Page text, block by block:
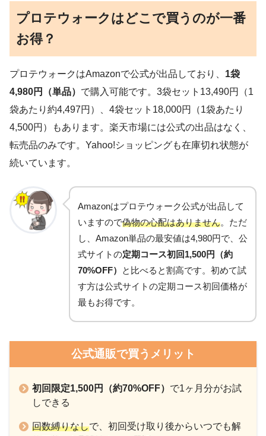
プロテウォークはどこで買うのが一番
お得？
プロテウォークはAmazonで公式が出品しており、 1袋
4,980円（単品） で購入可能です。3袋セット13,490円（1
袋あたり約4,497円）、4袋セット18,000円（1袋あたり
4,500円）もあります。楽天市場には公式の出品はなく、
転売品のみです。Yahoo!ショッピングも在庫切れ状態が
続いています。
Amazonはプロテウォーク公式が出品して
いますので偽物の心配はありません。ただ
し、Amazon単品の最安値は4,980円で、公
式サイトの定期コース初回1,500円（約
70%OFF）
と比べると割高です。初めて試
す方は公式サイトの定期コース初回価格が
最もお得です。
公式通販で買うメリット
初回限定1,500円（約70%OFF） で1ヶ月分がお試
しできる
回数縛りなしで、初回受け取り後からいつでも解